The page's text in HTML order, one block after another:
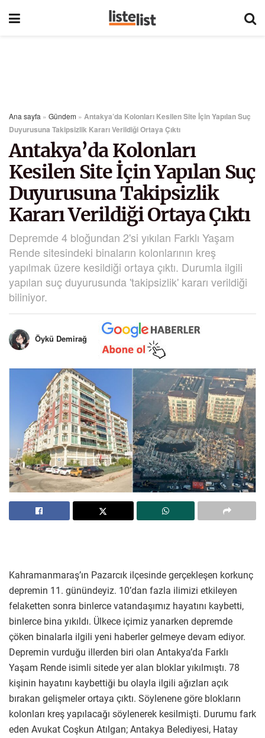
Ana sayfa » Gündem » Antakya’da Kolonları Kesilen Site İçin Yapılan Suç
Duyurusuna Takipsizlik Kararı Verildiği Ortaya Çıktı
Antakya’da Kolonları
Kesilen Site İçin Yapılan Suç
Duyurusuna Takipsizlik
Kararı Verildiği Ortaya Çıktı
Depremde 4 bloğundan 2'si yıkılan Farklı Yaşam
Rende sitesindeki binaların kolonlarının kreş
yapılmak üzere kesildiği ortaya çıktı. Durumla ilgili
yapılan suç duyurusunda 'takipsizlik' kararı verildiği
biliniyor.
Öykü Demirağ
Kahramanmaraş’ın Pazarcık ilçesinde gerçekleşen korkunç
depremin 11. günündeyiz. 10’dan fazla ilimizi etkileyen
felaketten sonra binlerce vatandaşımız hayatını kaybetti,
binlerce bina yıkıldı. Ülkece içimiz yanarken depremde
çöken binalarla ilgili yeni haberler gelmeye devam ediyor.
Depremin vurduğu illerden biri olan Antakya’da Farklı
Yaşam Rende isimli sitede yer alan bloklar yıkılmıştı. 78
kişinin hayatını kaybettiği bu olayla ilgili ağızları açık
bırakan gelişmeler ortaya çıktı. Söylenene göre blokların
kolonları kreş yapılacağı söylenerek kesilmişti. Durumu fark
eden Avukat Coşkun Atılgan; Antakya Belediyesi, Hatay